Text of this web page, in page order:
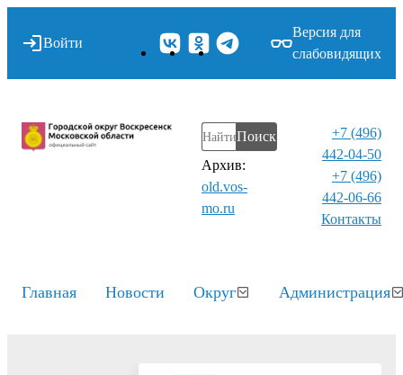
Войти
Версия для
слабовидящих
Поиск
Архив:
old.vos-
mo.ru
+7 (496)
442-04-50
+7 (496)
442-06-66
Контакты⁠
Главная Новости Округ Администрация